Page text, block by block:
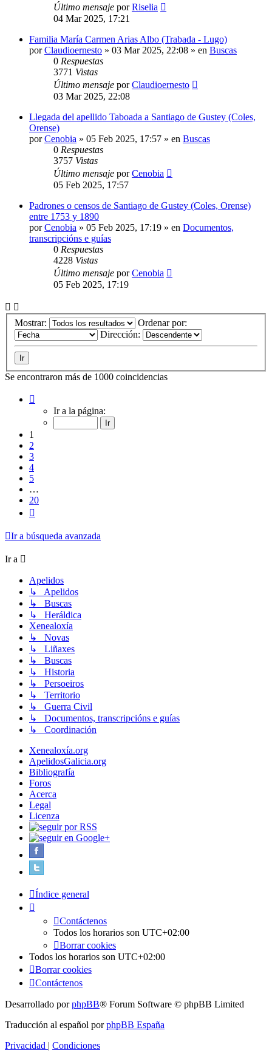
Último mensaje porRiselia
04 Mar 2025, 17:21
Familia María Carmen Arias Albo (Trabada - Lugo)
porClaudioernesto » 03 Mar 2025, 22:08 » en Buscas
0 Respuestas
3771 Vistas
Último mensaje porClaudioernesto
03 Mar 2025, 22:08
Llegada del apellido Taboada a Santiago de Gustey (Coles,
Orense)
porCenobia » 05 Feb 2025, 17:57 » en Buscas
0 Respuestas
3757 Vistas
Último mensaje porCenobia
05 Feb 2025, 17:57
Padrones o censos de Santiago de Gustey (Coles, Orense)
entre 1753 y 1890
porCenobia » 05 Feb 2025, 17:19 » en Documentos,
transcripcións e guías
0 Respuestas
4228 Vistas
Último mensaje porCenobia
05 Feb 2025, 17:19
Mostrar:
Ordenar por:
Dirección:
Se encontraron más de 1000 coincidencias
Ir a la página:
1
2
3
4
5
…
20
Ir a búsqueda avanzada
Ir a
Apelidos
↳ Apelidos
↳ Buscas
↳ Heráldica
Xenealoxía
↳ Novas
↳ Liñaxes
↳ Buscas
↳ Historia
↳ Persoeiros
↳ Territorio
↳ Guerra Civil
↳ Documentos, transcripcións e guías
↳ Coordinación
Xenealoxía.org
ApelidosGalicia.org
Bibliografía
Foros
Acerca
Legal
Licenza
Índice general
Contáctenos
Todos los horarios son UTC+02:00
Borrar cookies
Todos los horarios son UTC+02:00
Borrar cookies
Contáctenos
Desarrollado porphpBB® Forum Software © phpBB Limited
Traducción al español porphpBB España
Privacidad
Condiciones